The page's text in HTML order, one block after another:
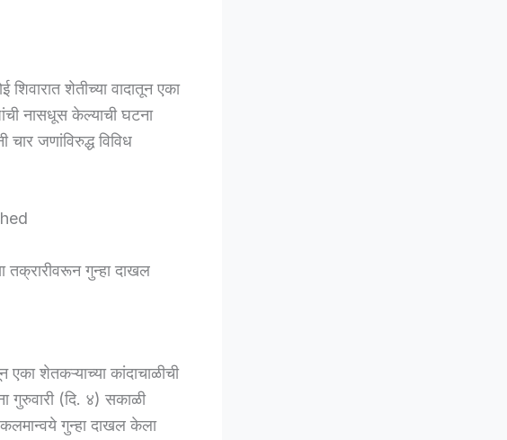
शेतीच्या वादातून एका
नासधूस केल्याची घटना
जणांविरुद्ध विविध
तक्रारीवरून गुन्हा दाखल
एका शेतकऱ्याच्या कांदाचाळीची
गुरुवारी (दि. ४) सकाळी
कलमान्वये गुन्हा दाखल केला